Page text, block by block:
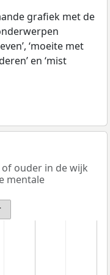
grafiek met de
‘moeite met
en ‘mist
of ouder in de wijk
mentale